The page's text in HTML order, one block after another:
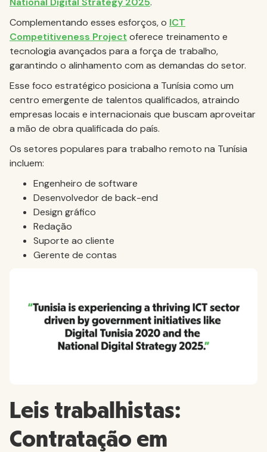
Complementando esses esforços, o ICT
Competitiveness Project oferece treinamento e
tecnologia avançados para a força de trabalho,
garantindo o alinhamento com as demandas do setor.
Esse foco estratégico posiciona a Tunísia como um
centro emergente de talentos qualificados, atraindo
empresas locais e internacionais que buscam aproveitar
a mão de obra qualificada do país.
Os setores populares para trabalho remoto na Tunísia
incluem:
Engenheiro de software
Desenvolvedor de back-end
Design gráfico
Redação
Suporte ao cliente
Gerente de contas
Leis trabalhistas:
Contratação em